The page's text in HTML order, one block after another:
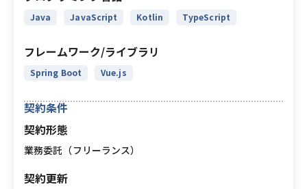
Java JavaScript Kotlin TypeScript
フレームワーク/ライブラリ
Spring Boot Vue.js
契約条件
契約形態
業務委託（フリーランス）
契約更新